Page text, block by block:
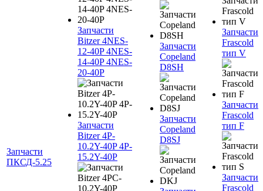
Запчасти
ПКСД-5.25
Запчасти
Bitzer 4NES-
12-40P 4NES-
14-40P 4NES-
20-40P
Запчасти
Bitzer 4P-
10.2Y-40P 4P-
15.2Y-40P
Запчасти
Copeland
D8SH
Запчасти
Copeland
D8SJ
Запчасти
Frascold
тип V
Запчасти
Frascold
тип F
Запчасти
Frascold